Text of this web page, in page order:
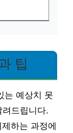
팁
는 예상치 못
드립니다.
하는 과정에